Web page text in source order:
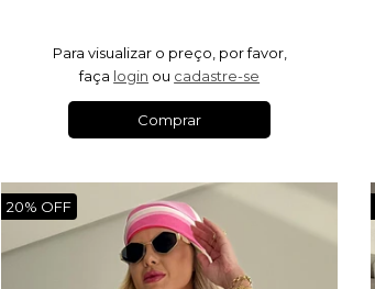
Para visualizar o preço, por favor,
faça login ou cadastre-se
Comprar
20% OFF